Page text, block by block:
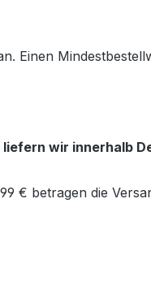
Einen
liefern wir innerhalb
€ betragen die